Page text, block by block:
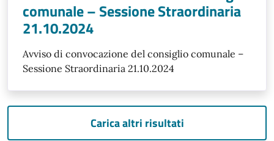
comunale – Sessione Straordinaria
21.10.2024
Avviso di convocazione del consiglio comunale –
Sessione Straordinaria 21.10.2024
Carica altri risultati